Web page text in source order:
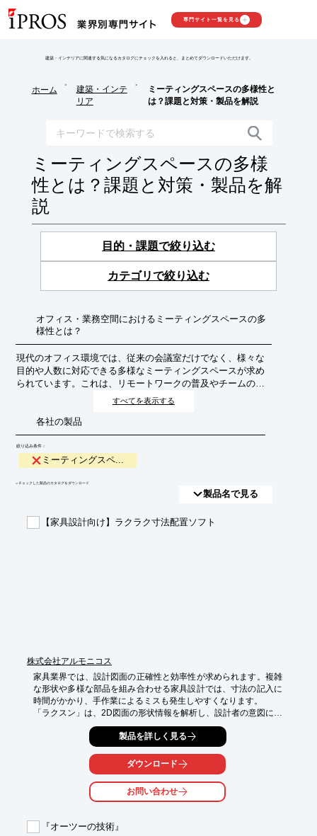
専門サイト一覧を見る
建築・インテリアに関連する気になるカタログにチェックを入れると、まとめてダウンロードいただけます。
ホーム
>
建築・インテ
リア
>
ミーティングスペースの多様性と
は？課題と対策・製品を解説
ミーティングスペースの多様
性とは？課題と対策・製品を解
説
目的・課題で絞り込む
カテゴリで絞り込む
オフィス・業務空間におけるミーティングスペースの多
様性とは？
現代のオフィス環境では、従来の会議室だけでなく、様々な
目的や人数に対応できる多様なミーティングスペースが求め
られています。これは、リモートワークの普及やチームの働
き方の変化に対応し、創造性や生産性を高めるための重要な
すべてを表示する
各社の製品
絞り込み条件：
ミーティングスペ...
​▼チェックした製品のカタログをダウンロード
製品名で見る
【家具設計向け】ラクラク寸法配置ソフト
株式会社アルモニコス
家具業界では、設計図面の正確性と効率性が求められます。複雑
な形状や多様な部品を組み合わせる家具設計では、寸法の記入に
時間がかかり、手作業によるミスも発生しやすくなります。
「ラクスン」は、2D図面の形状情報を解析し、設計者の意図に沿
った寸法配置を支援するソフトです。対象を矩形選択するだけ
で、ルールに基づいた寸法を自動生成。汎用CADの自動機能では
難しかった「見栄えの良い配置」を実現し、手作業の手間を劇的
に減らします。
【活用シーン】
・部品図への寸法記入
・熟練者のノウハウをルール化、若手設計者の作図を支援
製品を詳しく見る
ダウンロード
お問い合わせ
『オーツーの技術』